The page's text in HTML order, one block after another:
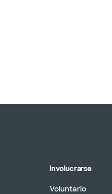
Involucrarse
Voluntario